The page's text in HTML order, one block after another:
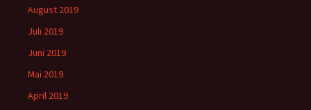
August 2019
Juli 2019
Juni 2019
Mai 2019
April 2019